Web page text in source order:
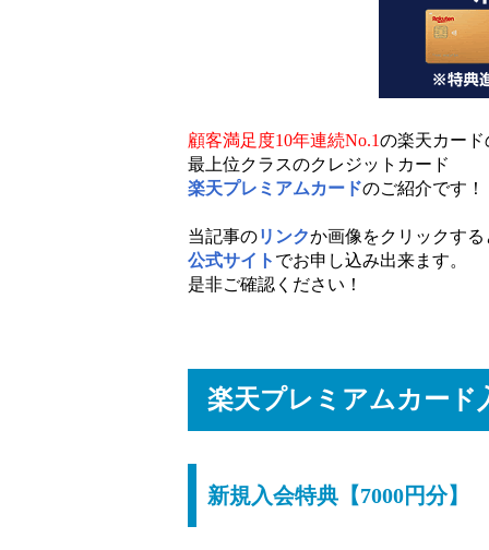
顧客満足度10年連続No.1の楽天カード
最上位クラスのクレジットカード
楽天プレミアムカードのご紹介です！
当記事のリンクか画像をクリックする
公式サイト でお申し込み出来ます。
是非ご確認ください！
楽天プレミアムカード
新規入会特典【7000円分】